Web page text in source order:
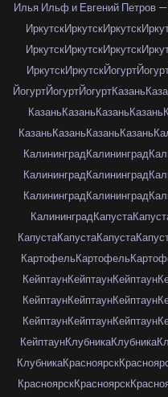
Илья Ильф и Евгений Петров
ИркутскИркутскИркутск
ИркутскИркутскИркутск
ИркутскИркутскЙогурт
ЙогуртЙогуртЙогуртКазань
КазаньКазаньКазаньКазань
КазаньКазаньКазаньКазань
КалининградКалининград
КалининградКалининград
КалининградКалининград
КалининградКапуста
КапустаКапустаКапуста
КартофельКартофель
КейптаунКейптаунКейптаун
КейптаунКейптаунКейптаун
КейптаунКейптаунКейптаун
КейптаунКлубникаКлубника
КлубникаКрасноярск
КрасноярскКрасноярск